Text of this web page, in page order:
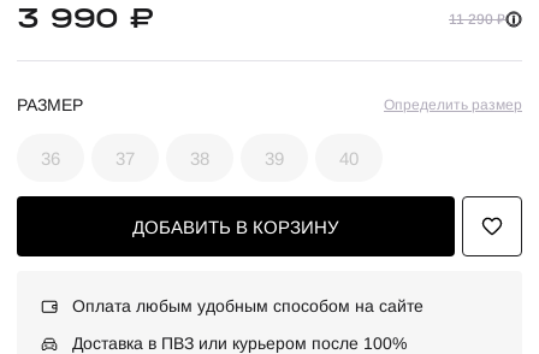
3 990 ₽ 11 290 ₽
РАЗМЕР Определить размер
36 37 38 39 40
ДОБАВИТЬ В КОРЗИНУ
Оплата любым удобным способом на сайте
Доставка в ПВЗ или курьером после 100%